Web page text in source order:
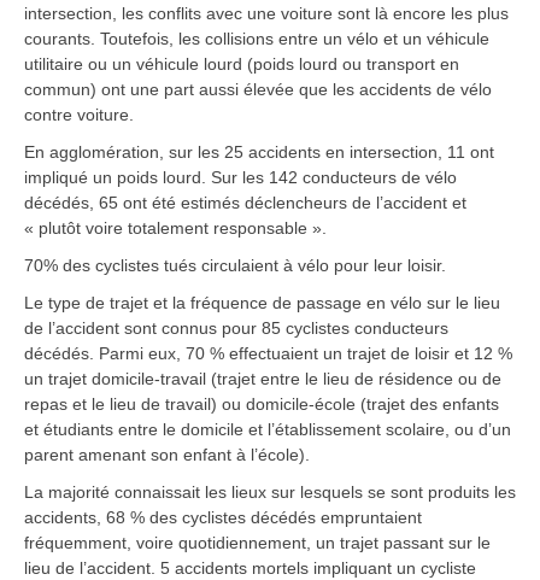
intersection, les conflits avec une voiture sont là encore les plus
courants. Toutefois, les collisions entre un vélo et un véhicule
utilitaire ou un véhicule lourd (poids lourd ou transport en
commun) ont une part aussi élevée que les accidents de vélo
contre voiture.
En agglomération, sur les 25 accidents en intersection, 11 ont
impliqué un poids lourd. Sur les 142 conducteurs de vélo
décédés, 65 ont été estimés déclencheurs de l’accident et
« plutôt voire totalement responsable ».
70% des cyclistes tués circulaient à vélo pour leur loisir.
Le type de trajet et la fréquence de passage en vélo sur le lieu
de l’accident sont connus pour 85 cyclistes conducteurs
décédés. Parmi eux, 70 % effectuaient un trajet de loisir et 12 %
un trajet domicile-travail (trajet entre le lieu de résidence ou de
repas et le lieu de travail) ou domicile-école (trajet des enfants
et étudiants entre le domicile et l’établissement scolaire, ou d’un
parent amenant son enfant à l’école).
La majorité connaissait les lieux sur lesquels se sont produits les
accidents, 68 % des cyclistes décédés empruntaient
fréquemment, voire quotidiennement, un trajet passant sur le
lieu de l’accident. 5 accidents mortels impliquant un cycliste